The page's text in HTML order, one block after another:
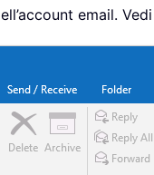
email.